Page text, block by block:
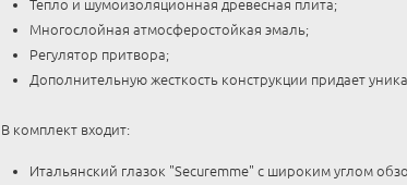
Тепло и шумоизоляционная древесная плита;
Многослойная атмосферостойкая эмаль;
Регулятор притвора;
Дополнительную жесткость конструкции придает
В комплект входит:
Итальянский глазок "Securemme" с широким углом